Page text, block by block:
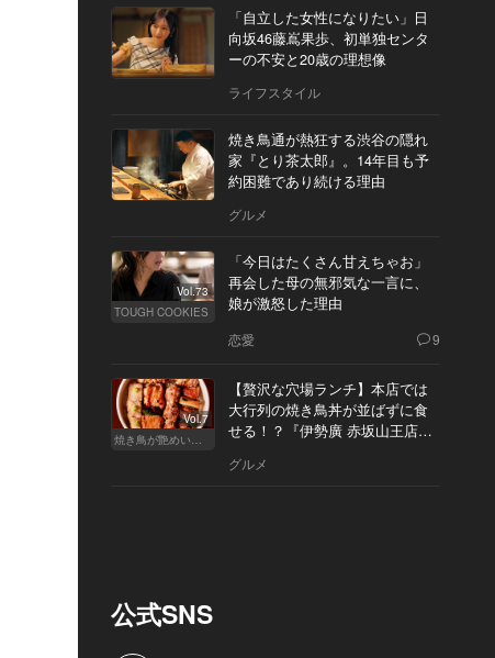
「自立した女性になりたい」日
向坂46藤嶌果歩、初単独センタ
ーの不安と20歳の理想像
ライフスタイル
焼き鳥通が熱狂する渋谷の隠れ
家『とり茶太郎』。14年目も予
約困難であり続ける理由
グルメ
Vol.73
TOUGH COOKIES
「今日はたくさん甘えちゃお」
再会した母の無邪気な一言に、
娘が激怒した理由
恋愛 9
Vol.7
焼き鳥が艶めいてきた
【贅沢な穴場ランチ】本店では
大行列の焼き鳥丼が並ばずに食
せる！？『伊勢廣 赤坂山王店』
グルメ
公式SNS